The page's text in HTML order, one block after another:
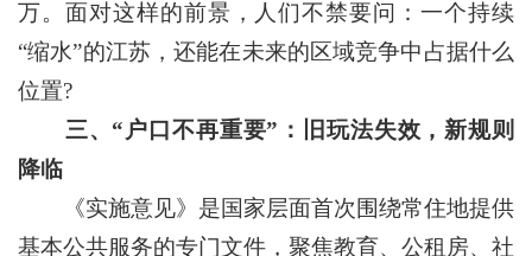
万。面对这样的前景，人们不禁要问：一个持续
“缩水”的江苏，还能在未来的区域竞争中占据什么
位置?
三、“户口不再重要”：旧玩法失效，新规则
降临
《实施意见》是国家层面首次围绕常住地提供
基本公共服务的专门文件，聚焦教育、公租房、社